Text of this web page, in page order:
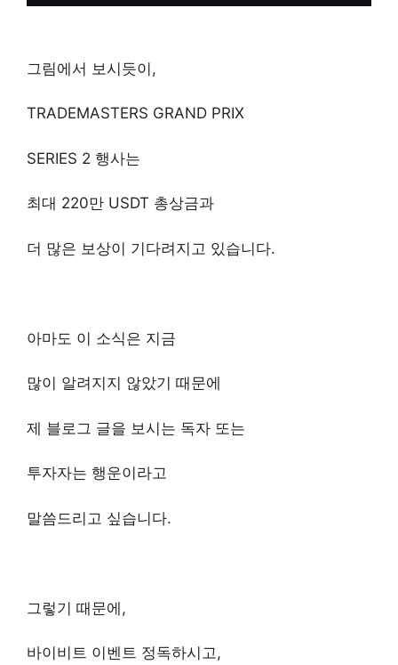
그림에서 보시듯이,
TRADEMASTERS GRAND PRIX
SERIES 2 행사는
최대 220만 USDT 총상금과
더 많은 보상이 기다려지고 있습니다.
아마도 이 소식은 지금
많이 알려지지 않았기 때문에
제 블로그 글을 보시는 독자 또는
투자자는 행운이라고
말씀드리고 싶습니다.
그렇기 때문에,
바이비트 이벤트 정독하시고,